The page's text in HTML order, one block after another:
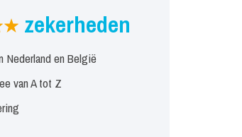
zekerheden
Nederland en België
van A tot Z